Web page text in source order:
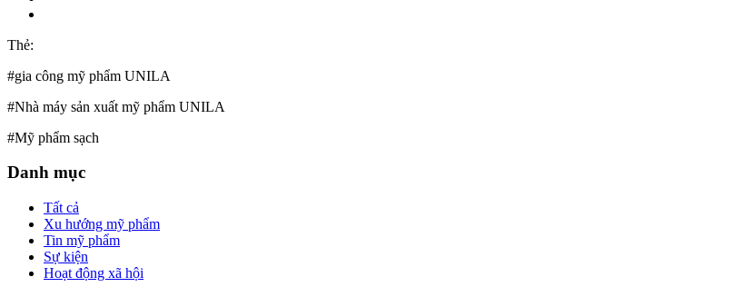
Thẻ:
#gia công mỹ phẩm UNILA
#Nhà máy sản xuất mỹ phẩm UNILA
#Mỹ phẩm sạch
Danh mục
Tất cả
Xu hướng mỹ phẩm
Tin mỹ phẩm
Sự kiện
Hoạt động xã hội